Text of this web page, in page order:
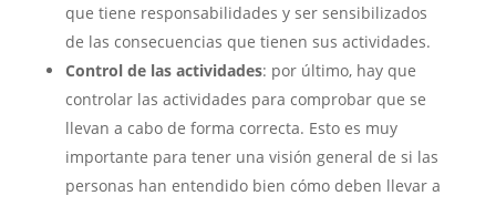
que tiene responsabilidades y ser sensibilizados
de las consecuencias que tienen sus actividades.
Control de las actividades: por último, hay que
controlar las actividades para comprobar que se
llevan a cabo de forma correcta. Esto es muy
importante para tener una visión general de si las
personas han entendido bien cómo deben llevar a